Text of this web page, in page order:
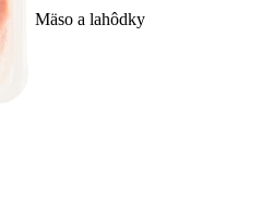
Mäso a lahôdky